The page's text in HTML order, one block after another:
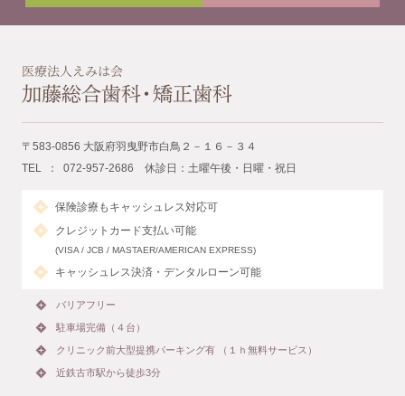
〒583-0856 大阪府羽曳野市白鳥２－１６－３４
TEL ： 072-957-2686 休診日：土曜午後・日曜・祝日
保険診療もキャッシュレス対応可
クレジットカード支払い可能
(VISA / JCB / MASTAER/AMERICAN EXPRESS)
キャッシュレス決済・デンタルローン可能
バリアフリー
駐車場完備（４台）
クリニック前大型提携パーキング有 （１ｈ無料サービス）
近鉄古市駅から徒歩3分